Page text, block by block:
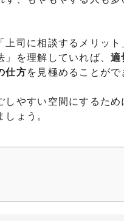
上司に相談するメリッ
」を理解していれば、適
仕方を見極めることがで
しやすい空間にするため
しょう。